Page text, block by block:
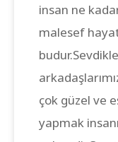
insan ne
malesef
çok güzel ve
yapmak